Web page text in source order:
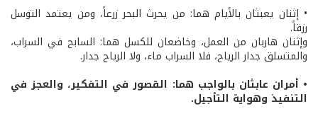
• إثنان يعبثان بالأيام هما: من يحرث البحر زرعاً، ومن يعتمد التوسل
رزقاً.
وإثنان هاربان من العمل، وخاضعان للكسل هما: السابح في السراب،
والمتسلق جدار الرياح، فلا السراب ماء، ولا الرياح جدار.
• أمران عابثان بالواجب هما: القصور في التفكير، والعجز في
التنفيذ وهواية التأجيل.